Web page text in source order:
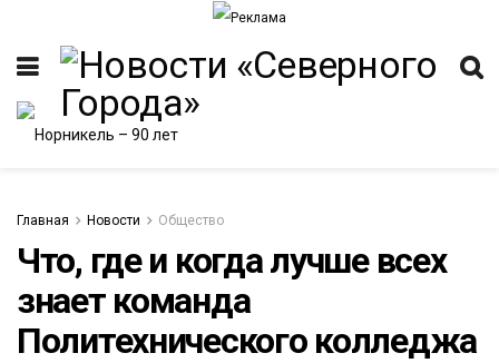
Главная Новости Общество
Что, где и когда лучше всех
знает команда
Политехнического колледжа